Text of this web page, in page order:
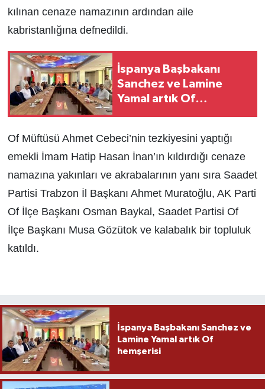
kılınan cenaze namazının ardından aile
kabristanlığına defnedildi.
İspanya Başbakanı
Sanchez ve Lamine
Yamal artık Of
Of Müftüsü Ahmet Cebeci’nin tezkiyesini yaptığı
emekli İmam Hatip Hasan İnan’ın kıldırdığı cenaze
namazına yakınları ve akrabalarının yanı sıra Saadet
Partisi Trabzon İl Başkanı Ahmet Muratoğlu, AK Parti
Of İlçe Başkanı Osman Baykal, Saadet Partisi Of
İlçe Başkanı Musa Gözütok ve kalabalık bir topluluk
katıldı.
İspanya Başbakanı Sanchez ve
Lamine Yamal artık Of
hemşerisi